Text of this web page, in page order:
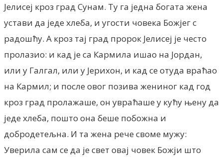
Јелисеј кроз град Сунам. Ту га једна богата жена
устави да једе хлеба, и угости човека Божјег с
радошћу. А кроз тај град пророк Јелисеј је често
пролазио: и кад је са Кармила ишао на Јордан,
или у Галгал, или у Јерихон, и кад се отуда враћао
на Кармил; и после овог позива жениног кад год
кроз град пролажаше, он увраћаше у кућу њену да
једе хлеба, пошто она беше побожна и
добродетељна. И та жена рече своме мужу:
Уверила сам се да је свет овај човек Божји што